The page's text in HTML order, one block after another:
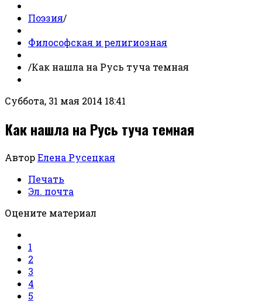
Поэзия/
Философская и религиозная
/Как нашла на Русь туча темная
Суббота, 31 мая 2014 18:41
Как нашла на Русь туча темная
АвторЕлена Русецкая
Печать
Эл. почта
Оцените материал
1
2
3
4
5